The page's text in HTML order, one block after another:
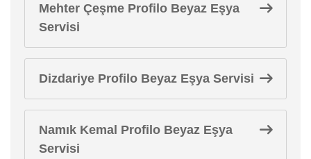
Mehter Çeşme Profilo Beyaz Eşya
Servisi
Dizdariye Profilo Beyaz Eşya Servisi
Namık Kemal Profilo Beyaz Eşya
Servisi